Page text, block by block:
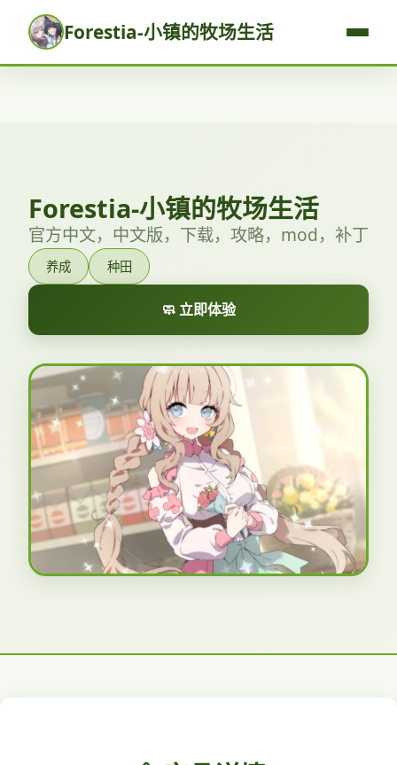
Forestia-小镇的牧场生活
Forestia-小镇的牧场生活
官方中文，中文版，下载，攻略，mod，补丁
养成 种田
🧼 立即体验